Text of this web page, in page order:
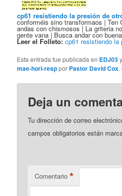
cp61 resistiendo la presión de
conforméis sino transformaos | Ten
andas con chismosos | La griteria
gente vana | Busca andar con
Leer el Folleto: cp61 resistiendo la
Esta entrada fue publicada en EDJ03
mae-hori-resppor Pastor David Cox.
Deja un
Tu dirección de correo
campos obligatorios están
Comentario *